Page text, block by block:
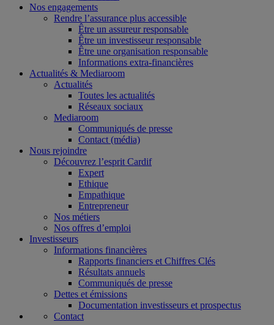
Nos engagements
Rendre l’assurance plus accessible
Être un assureur responsable
Être un investisseur responsable
Être une organisation responsable
Informations extra-financières
Actualités & Mediaroom
Actualités
Toutes les actualités
Réseaux sociaux
Mediaroom
Communiqués de presse
Contact (média)
Nous rejoindre
Découvrez l’esprit Cardif
Expert
Ethique
Empathique
Entrepreneur
Nos métiers
Nos offres d’emploi
Investisseurs
Informations financières
Rapports financiers et Chiffres Clés
Résultats annuels
Communiqués de presse
Dettes et émissions
Documentation investisseurs et prospectus
Contact